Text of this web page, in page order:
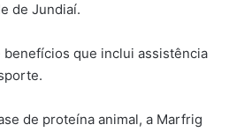
de Jundiaí.
que inclui assistência
de proteína animal, a Marfrig